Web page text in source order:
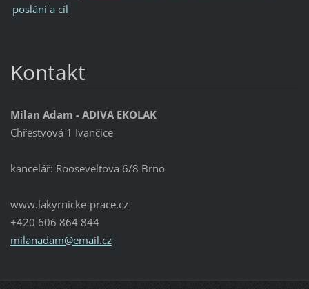
poslání a cíl
Kontakt
Milan Adam - ADIVA EKOLAK
Chřestvová 1 Ivančice
kancelář: Rooseveltova 6/8 Brno
www.lakyrnicke-prace.cz
+420 606 864 844
milanadam@email.cz